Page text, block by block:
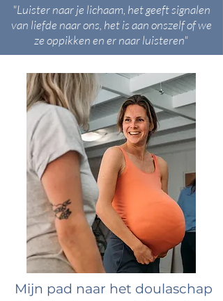
"Luister naar je lichaam, het geeft signalen
van liefde naar ons, het is aan onszelf of we
ze oppikken en er naar luisteren"
Mijn pad naar het doulaschap